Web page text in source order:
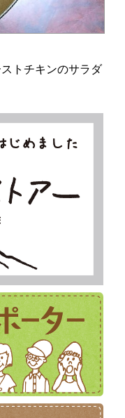
トチキンのサラダ